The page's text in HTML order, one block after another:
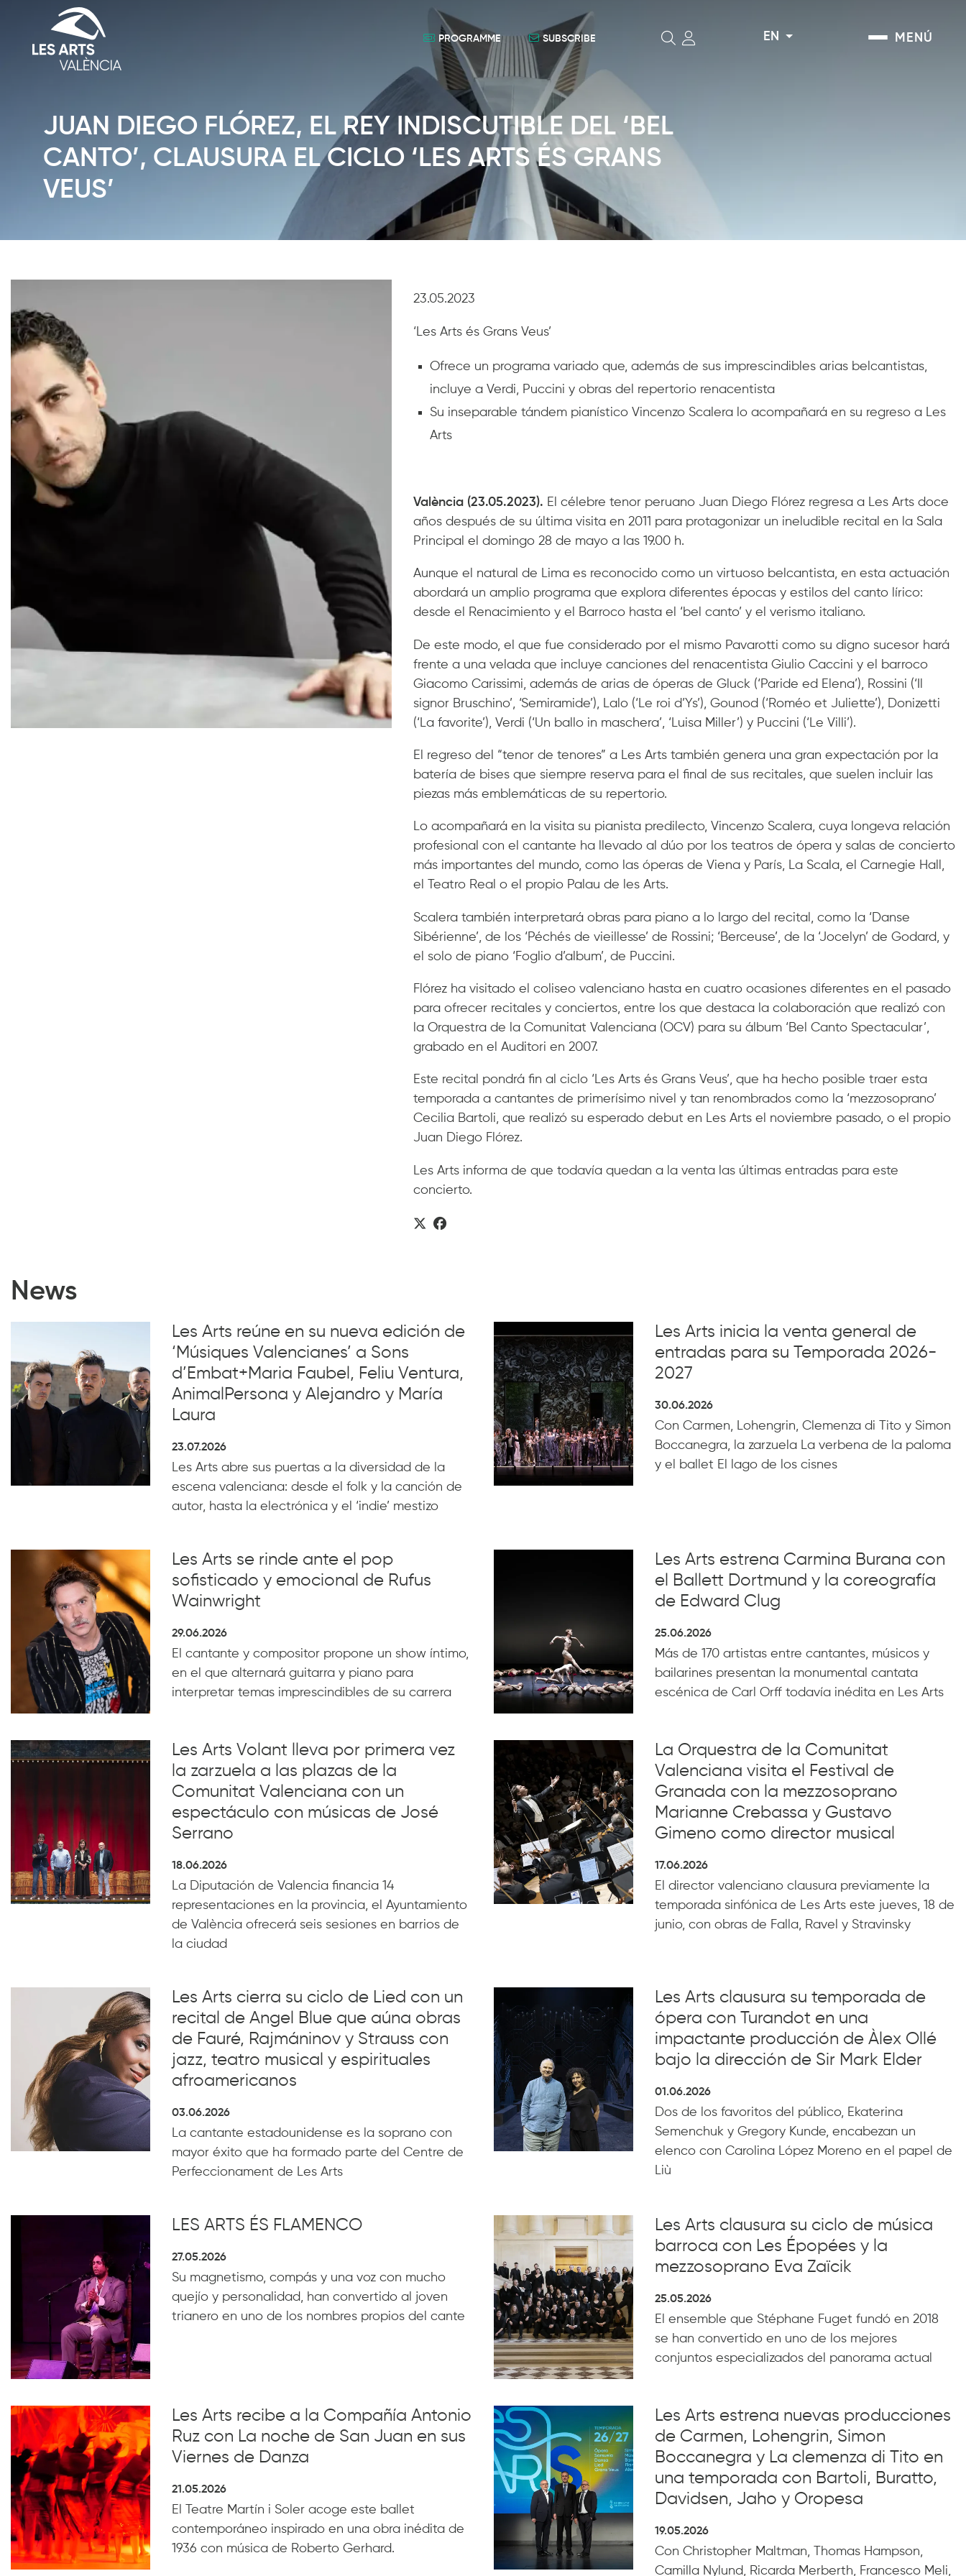
MENÚ
EN
SUBSCRIBE
PROGRAMME
JUAN DIEGO FLÓREZ, EL REY INDISCUTIBLE DEL ‘BEL
CANTO’, CLAUSURA EL CICLO ‘LES ARTS ÉS GRANS
VEUS’
23.05.2023
‘Les Arts és Grans Veus’
Ofrece un programa variado que, además de sus imprescindibles arias belcantistas,
incluye a Verdi, Puccini y obras del repertorio renacentista
Su inseparable tándem pianístico Vincenzo Scalera lo acompañará en su regreso a Les
Arts
València (23.05.2023). El célebre tenor peruano Juan Diego Flórez regresa a Les Arts doce
años después de su última visita en 2011 para protagonizar un ineludible recital en la Sala
Principal el domingo 28 de mayo a las 19.00 h.
Aunque el natural de Lima es reconocido como un virtuoso belcantista, en esta actuación
abordará un amplio programa que explora diferentes épocas y estilos del canto lírico:
desde el Renacimiento y el Barroco hasta el ‘bel canto’ y el verismo italiano.
De este modo, el que fue considerado por el mismo Pavarotti como su digno sucesor hará
frente a una velada que incluye canciones del renacentista Giulio Caccini y el barroco
Giacomo Carissimi, además de arias de óperas de Gluck (‘Paride ed Elena’), Rossini (‘Il
signor Bruschino’, ‘Semiramide’), Lalo (‘Le roi d’Ys’), Gounod (‘Roméo et Juliette’), Donizetti
(‘La favorite’), Verdi (‘Un ballo in maschera’, ‘Luisa Miller’) y Puccini (‘Le Villi’).
El regreso del “tenor de tenores” a Les Arts también genera una gran expectación por la
batería de bises que siempre reserva para el final de sus recitales, que suelen incluir las
piezas más emblemáticas de su repertorio.
Lo acompañará en la visita su pianista predilecto, Vincenzo Scalera, cuya longeva relación
profesional con el cantante ha llevado al dúo por los teatros de ópera y salas de concierto
más importantes del mundo, como las óperas de Viena y París, La Scala, el Carnegie Hall,
el Teatro Real o el propio Palau de les Arts.
Scalera también interpretará obras para piano a lo largo del recital, como la ‘Danse
Sibérienne’, de los ‘Péchés de vieillesse’ de Rossini; ‘Berceuse’, de la ‘Jocelyn’ de Godard, y
el solo de piano ‘Foglio d’album’, de Puccini.
Flórez ha visitado el coliseo valenciano hasta en cuatro ocasiones diferentes en el pasado
para ofrecer recitales y conciertos, entre los que destaca la colaboración que realizó con
la Orquestra de la Comunitat Valenciana (OCV) para su álbum ‘Bel Canto Spectacular’,
grabado en el Auditori en 2007.
Este recital pondrá fin al ciclo ‘Les Arts és Grans Veus’, que ha hecho posible traer esta
temporada a cantantes de primerísimo nivel y tan renombrados como la ‘mezzosoprano’
Cecilia Bartoli, que realizó su esperado debut en Les Arts el noviembre pasado, o el propio
Juan Diego Flórez.
Les Arts informa de que todavía quedan a la venta las últimas entradas para este
concierto.
News
Les Arts reúne en su nueva edición de
‘Músiques Valencianes’ a Sons
d’Embat+Maria Faubel, Feliu Ventura,
AnimalPersona y Alejandro y María
Laura
23.07.2026
Les Arts abre sus puertas a la diversidad de la
escena valenciana: desde el folk y la canción de
autor, hasta la electrónica y el ‘indie’ mestizo
Les Arts inicia la venta general de
entradas para su Temporada 2026-
2027
30.06.2026
Con Carmen, Lohengrin, Clemenza di Tito y Simon
Boccanegra, la zarzuela La verbena de la paloma
y el ballet El lago de los cisnes
Les Arts se rinde ante el pop
sofisticado y emocional de Rufus
Wainwright
29.06.2026
El cantante y compositor propone un show íntimo,
en el que alternará guitarra y piano para
interpretar temas imprescindibles de su carrera
Les Arts estrena Carmina Burana con
el Ballett Dortmund y la coreografía
de Edward Clug
25.06.2026
Más de 170 artistas entre cantantes, músicos y
bailarines presentan la monumental cantata
escénica de Carl Orff todavía inédita en Les Arts
Les Arts Volant lleva por primera vez
la zarzuela a las plazas de la
Comunitat Valenciana con un
espectáculo con músicas de José
Serrano
18.06.2026
La Diputación de Valencia financia 14
representaciones en la provincia, el Ayuntamiento
de València ofrecerá seis sesiones en barrios de
la ciudad
La Orquestra de la Comunitat
Valenciana visita el Festival de
Granada con la mezzosoprano
Marianne Crebassa y Gustavo
Gimeno como director musical
17.06.2026
El director valenciano clausura previamente la
temporada sinfónica de Les Arts este jueves, 18 de
junio, con obras de Falla, Ravel y Stravinsky
Les Arts cierra su ciclo de Lied con un
recital de Angel Blue que aúna obras
de Fauré, Rajmáninov y Strauss con
jazz, teatro musical y espirituales
afroamericanos
03.06.2026
La cantante estadounidense es la soprano con
mayor éxito que ha formado parte del Centre de
Perfeccionament de Les Arts
Les Arts clausura su temporada de
ópera con Turandot en una
impactante producción de Àlex Ollé
bajo la dirección de Sir Mark Elder
01.06.2026
Dos de los favoritos del público, Ekaterina
Semenchuk y Gregory Kunde, encabezan un
elenco con Carolina López Moreno en el papel de
Liù
LES ARTS ÉS FLAMENCO
27.05.2026
Su magnetismo, compás y una voz con mucho
quejío y personalidad, han convertido al joven
trianero en uno de los nombres propios del cante
Les Arts clausura su ciclo de música
barroca con Les Épopées y la
mezzosoprano Eva Zaïcik
25.05.2026
El ensemble que Stéphane Fuget fundó en 2018
se han convertido en uno de los mejores
conjuntos especializados del panorama actual
Les Arts recibe a la Compañía Antonio
Ruz con La noche de San Juan en sus
Viernes de Danza
21.05.2026
El Teatre Martín i Soler acoge este ballet
contemporáneo inspirado en una obra inédita de
1936 con música de Roberto Gerhard.
Les Arts estrena nuevas producciones
de Carmen, Lohengrin, Simon
Boccanegra y La clemenza di Tito en
una temporada con Bartoli, Buratto,
Davidsen, Jaho y Oropesa
19.05.2026
Con Christopher Maltman, Thomas Hampson,
Camilla Nylund, Ricarda Merberth, Francesco Meli,